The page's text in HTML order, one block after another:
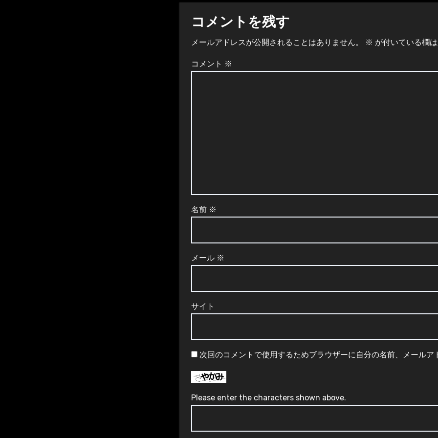
ゲ
ー
シ
コメントを残す
メールアドレスが公開されることはありません。 ※ が付いている欄
コメント ※
名前 ※
メール ※
サイト
次回のコメントで使用するためブラウザーに自分の名前、メールア
Please enter the characters shown above.